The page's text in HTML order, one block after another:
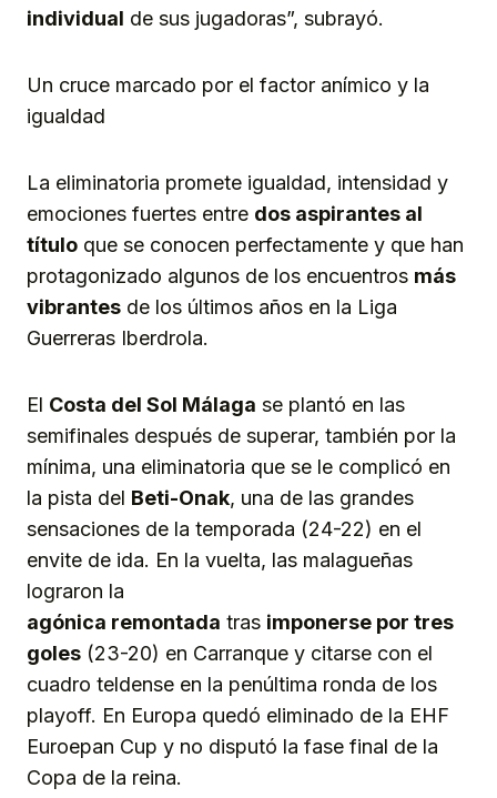
individual de sus jugadoras”, subrayó.
Un cruce marcado por el factor anímico y la
igualdad
La eliminatoria promete igualdad, intensidad y
emociones fuertes entre dos aspirantes al
título que se conocen perfectamente y que han
protagonizado algunos de los encuentros más
vibrantes de los últimos años en la Liga
Guerreras Iberdrola.
El Costa del Sol Málaga se plantó en las
semifinales después de superar, también por la
mínima, una eliminatoria que se le complicó en
la pista del Beti-Onak, una de las grandes
sensaciones de la temporada (24-22) en el
envite de ida. En la vuelta, las malagueñas
lograron la
agónica remontada tras imponerse por tres
goles (23-20) en Carranque y citarse con el
cuadro teldense en la penúltima ronda de los
playoff. En Europa quedó eliminado de la EHF
Euroepan Cup y no disputó la fase final de la
Copa de la reina.